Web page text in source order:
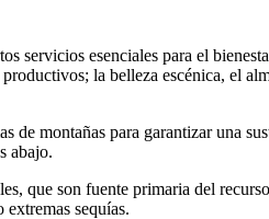
servicios esenciales para el
la belleza escénica, el
de montañas para garantizar una
abajo.
que son fuente primaria del
sequías.